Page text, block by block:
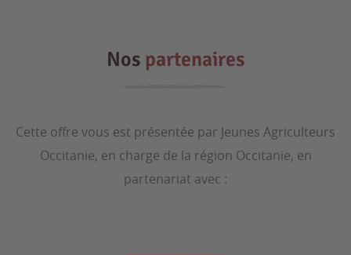
Nos partenaires
Cette offre vous est présentée par Jeunes Agriculteurs
Occitanie, en charge de la région Occitanie, en
partenariat avec :